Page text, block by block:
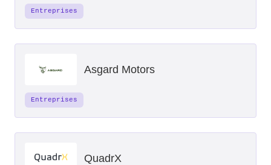
Entreprises
Asgard Motors
Entreprises
QuadrX